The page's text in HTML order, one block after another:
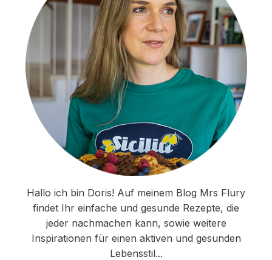
Hallo ich bin Doris! Auf meinem Blog Mrs Flury
findet Ihr einfache und gesunde Rezepte, die
jeder nachmachen kann, sowie weitere
Inspirationen für einen aktiven und gesunden
Lebensstil...